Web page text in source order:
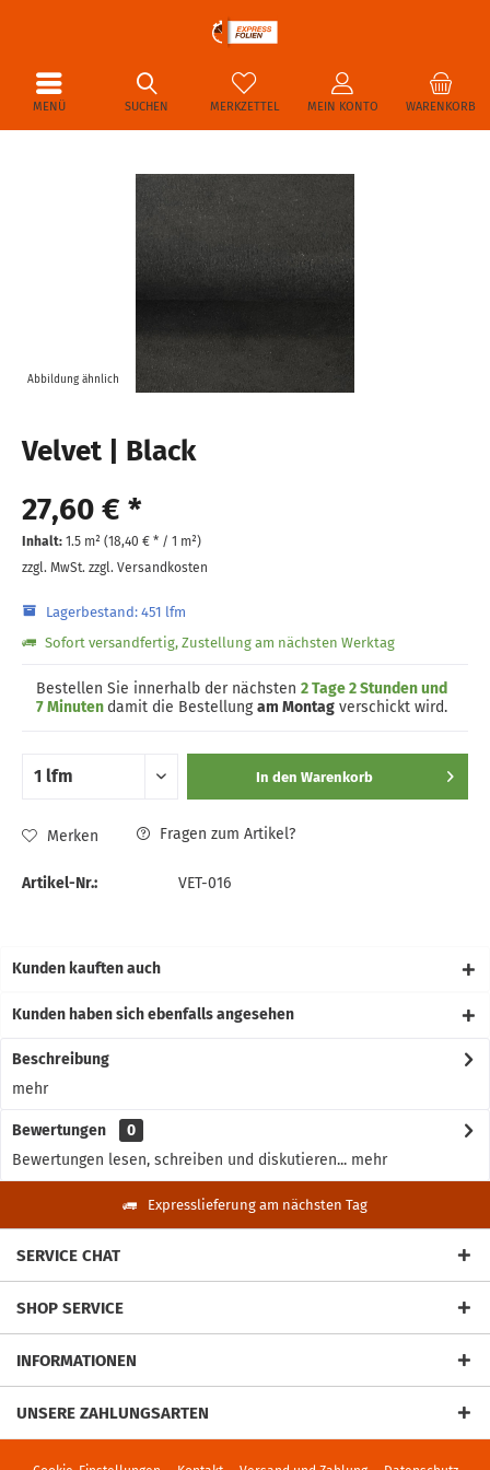
MENÜ WARENKORB
MERKZETTEL MEIN KONTO
SUCHEN
Abbildung ähnlich
Velvet | Black
27,60 € *
Inhalt: 1.5 m² (18,40 € * / 1 m²)
zzgl. MwSt. zzgl. Versandkosten
Lagerbestand: 451 lfm
Sofort versandfertig, Zustellung am nächsten Werktag
Bestellen Sie innerhalb der nächsten 2 Tage 2 Stunden und
7 Minuten damit die Bestellungam Montag verschickt wird.
In den Warenkorb
Merken Fragen zum Artikel?
Artikel-Nr.: VET-016
Kunden kauften auch
Kunden haben sich ebenfalls angesehen
Beschreibung
mehr
Bewertungen
0
Bewertungen lesen, schreiben und diskutieren... mehr
Expresslieferung am nächsten Tag
SERVICE CHAT
SHOP SERVICE
INFORMATIONEN
UNSERE ZAHLUNGSARTEN